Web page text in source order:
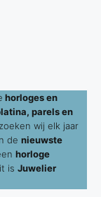
horloges en
parels en
wij elk jaar
de nieuwste
horloge
is Juwelier